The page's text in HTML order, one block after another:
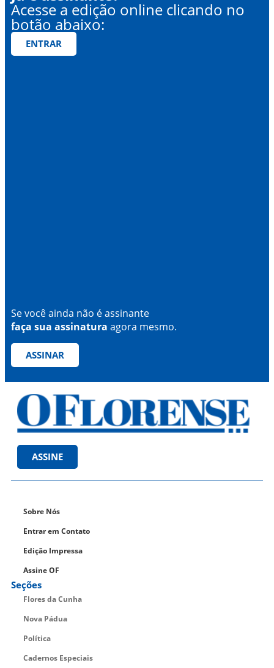
Acesse a edição online clicando no
botão abaixo:
ENTRAR
Se você ainda não é assinante
faça sua assinatura agora mesmo.
ASSINAR
ASSINE
Sobre Nós
Entrar em Contato
Edição Impressa
Assine OF
Seções
Flores da Cunha
Nova Pádua
Política
Cadernos Especiais